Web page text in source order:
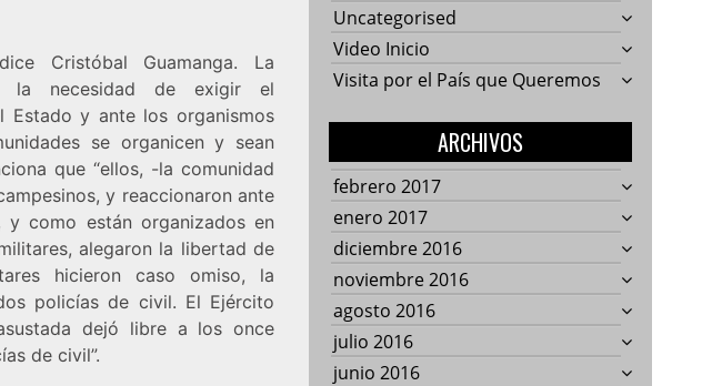
Cristóbal Guamanga. La
la necesidad de exigir el
Estado y ante los organismos
se organicen y sean
que “ellos, -la comunidad
y reaccionaron ante
como están organizados en
alegaron la libertad de
hicieron caso omiso, la
policías de civil. El Ejército
dejó libre a los once
de civil”.
Uncategorised
Video Inicio
Visita por el País que Queremos
ARCHIVOS
febrero 2017
enero 2017
diciembre 2016
noviembre 2016
agosto 2016
julio 2016
junio 2016